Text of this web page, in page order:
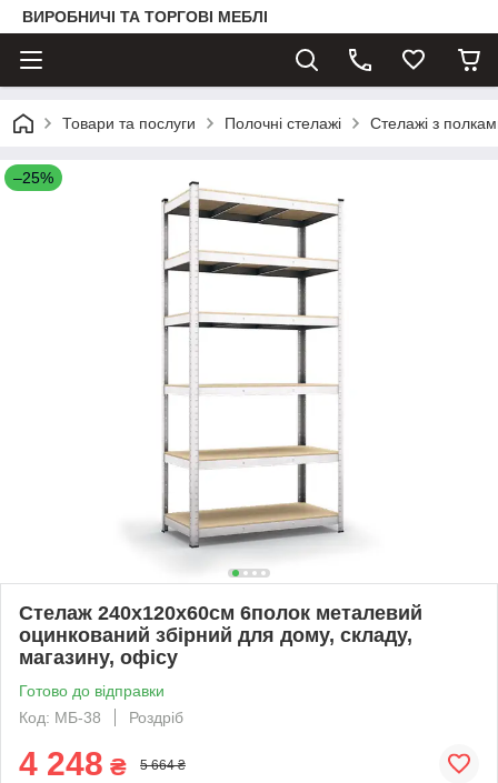
ВИРОБНИЧІ ТА ТОРГОВІ МЕБЛІ
Товари та послуги Полочні стелажі Стелажі з
–25%
Стелаж 240x120х60см 6полок металевий
оцинкований збірний для дому, складу,
магазину, офісу
Готово до відправки
Код: МБ-38
Роздріб
4 248 ₴ 5 664 ₴